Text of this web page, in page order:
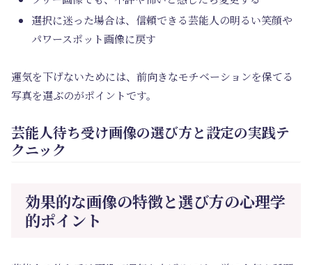
選択に迷った場合は、信頼できる芸能人の明るい笑顔や
パワースポット画像に戻す
運気を下げないためには、前向きなモチベーションを保てる
写真を選ぶのがポイントです。
芸能人待ち受け画像の選び方と設定の実践テ
クニック
効果的な画像の特徴と選び方の心理学
的ポイント